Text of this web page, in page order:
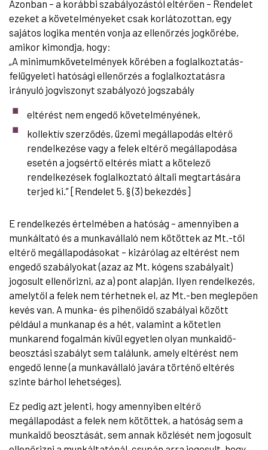
Azonban – a korábbi szabályozástól eltérően – Rendelet
ezeket a követelményeket csak korlátozottan, egy
sajátos logika mentén vonja az ellenőrzés jogkörébe,
amikor kimondja, hogy:
„A minimumkövetelmények körében a foglalkoztatás-
felügyeleti hatósági ellenőrzés a foglalkoztatásra
irányuló jogviszonyt szabályozó jogszabály
eltérést nem engedő követelményének,
kollektív szerződés, üzemi megállapodás eltérő
rendelkezése vagy a felek eltérő megállapodása
esetén a jogsértő eltérés miatt a kötelező
rendelkezések foglalkoztató általi megtartására
terjed ki.” [Rendelet 5. § (3) bekezdés]
E rendelkezés értelmében a hatóság – amennyiben a
munkáltató és a munkavállaló nem kötöttek az Mt.-től
eltérő megállapodásokat – kizárólag az eltérést nem
engedő szabályokat (azaz az Mt. kógens szabályait)
jogosult ellenőrizni, az a) pont alapján. Ilyen rendelkezés,
amelytől a felek nem térhetnek el, az Mt.-ben meglepően
kevés van. A munka- és pihenőidő szabályai között
például a munkanap és a hét, valamint a kötetlen
munkarend fogalmán kívül egyetlen olyan munkaidő-
beosztási szabályt sem találunk, amely eltérést nem
engedő lenne (a munkavállaló javára történő eltérés
szinte bárhol lehetséges).
Ez pedig azt jelenti, hogy amennyiben eltérő
megállapodást a felek nem kötöttek, a hatóság sem a
munkaidő beosztását, sem annak közlését nem jogosult